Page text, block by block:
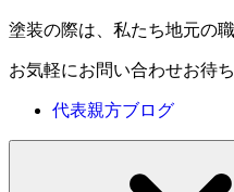
塗装の際は、私たち地元の
お気軽にお問い合わせお待
代表親方ブログ